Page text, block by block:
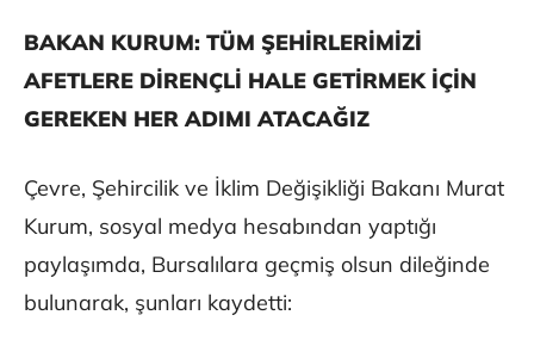
BAKAN KURUM: TÜM ŞEHİRLERİMİZİ
AFETLERE DİRENÇLİ HALE GETİRMEK İÇİN
GEREKEN HER ADIMI ATACAĞIZ
Çevre, Şehircilik ve İklim Değişikliği Bakanı Murat
Kurum, sosyal medya hesabından yaptığı
paylaşımda, Bursalılara geçmiş olsun dileğinde
bulunarak, şunları kaydetti: